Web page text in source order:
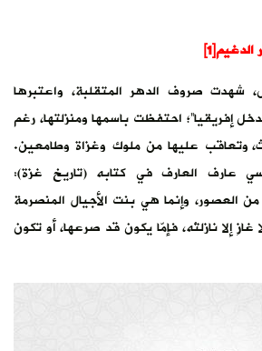
الدغيم[1]
شهدت صروف الدهر المتقلبة، واعتبرها
إفريقيا”؛ احتفظت باسمها ومنزلتها، رغم
وتعاقَب عليها من ملوك وغزاة وطامعين.
عارف العارف في كتابه (تاريخ غزة):
العصور، وإنما هي بنت الأجيال المنصرمة
إلا نازلتْه، فإمّا يكون قد صرعها، أو تكون